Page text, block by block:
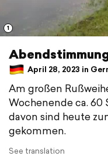
1
April 28, 2023 in
Am großen
Wochenende ca. 60
davon sind heute
gekommen.
See translation